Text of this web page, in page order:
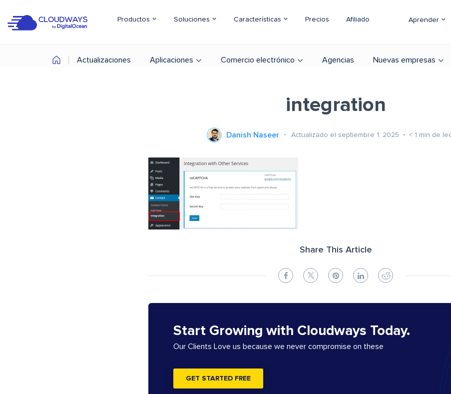
Productos Soluciones Características Precios Afiliado Aprender
Actualizaciones Aplicaciones Comercio electrónico Agencias Nuevas empresas
integration
Danish Naseer Actualizado el septiembre 1, 2025 < 1 min de
Share This Article
Start Growing with Cloudways Today.
Our Clients Love us because we never compromise on these
GET STARTED FREE